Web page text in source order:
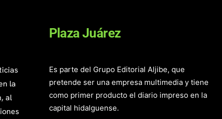
la
al
Plaza Juárez
Es parte del Grupo Editorial Aljibe, que
pretende ser una empresa multimedia y tiene
como primer producto el diario impreso en la
capital hidalguense.